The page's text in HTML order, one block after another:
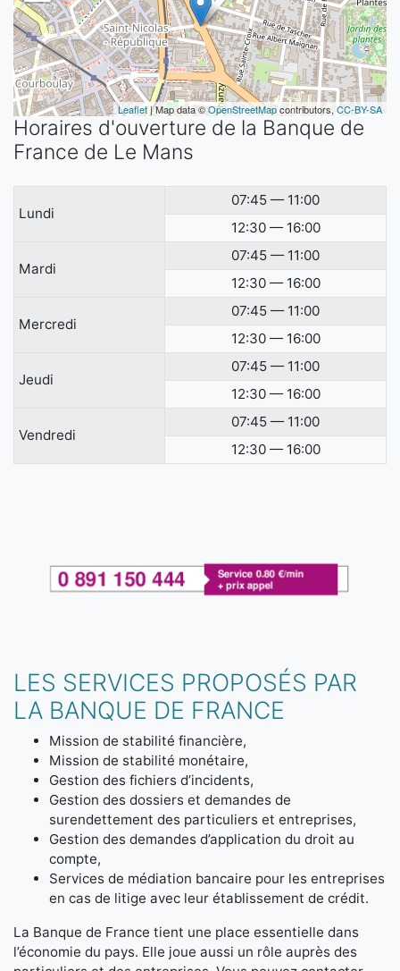
Leaflet| Map data ©OpenStreetMapcontributors, CC-BY-SA
Horaires d'ouverture de la Banque de
France de Le Mans
Lundi
07:45 — 11:00
12:30 — 16:00
Mardi
07:45 — 11:00
12:30 — 16:00
Mercredi
07:45 — 11:00
12:30 — 16:00
Jeudi
07:45 — 11:00
12:30 — 16:00
Vendredi
07:45 — 11:00
12:30 — 16:00
LES SERVICES PROPOSÉS PAR
LA BANQUE DE FRANCE
Mission de stabilité financière,
Mission de stabilité monétaire,
Gestion des fichiers d’incidents,
Gestion des dossiers et demandes de
surendettement des particuliers et entreprises,
Gestion des demandes d’application du droit au
compte,
Services de médiation bancaire pour les entreprises
en cas de litige avec leur établissement de crédit.
La Banque de France tient une place essentielle dans
l’économie du pays. Elle joue aussi un rôle auprès des